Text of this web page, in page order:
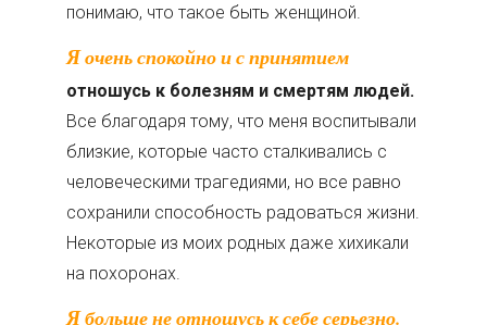
понимаю, что такое быть женщиной.
Я очень спокойно и с принятием
отношусь к болезням и смертям людей.
Все благодаря тому, что меня воспитывали
близкие, которые часто сталкивались с
человеческими трагедиями, но все равно
сохранили способность радоваться жизни.
Некоторые из моих родных даже хихикали
на похоронах.
Я больше не отношусь к себе серьезно.